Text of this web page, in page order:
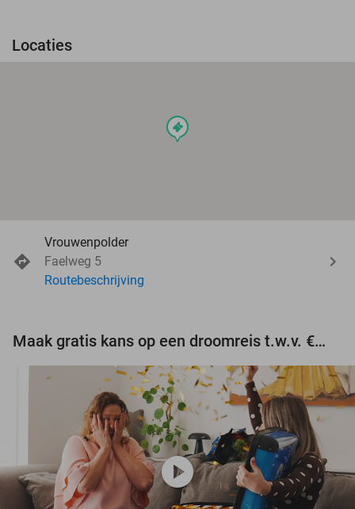
Locaties
events
Vrouwenpolder
Faelweg 5
Routebeschrijving
Maak gratis kans op een droomreis t.w.v. €3.000!
play_circle